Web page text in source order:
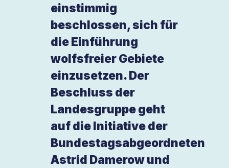
einstimmig
beschlossen, sich für
die Einführung
wolfsfreier Gebiete
einzusetzen. Der
Beschluss der
Landesgruppe geht
auf die Initiative der
Bundestagsabgeordneten
Astrid Damerow und